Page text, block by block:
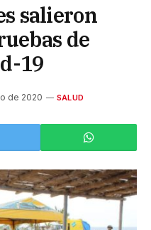
salieron
de
19
de 2020 SALUD